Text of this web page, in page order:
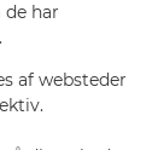
har
af websteder